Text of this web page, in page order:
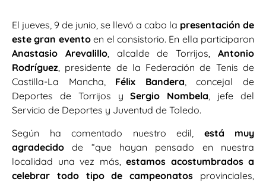
El jueves, 9 de junio, se llevó a cabo la presentación de
este gran eventoen el consistorio. En ella participaron
Anastasio Arevalillo, alcalde de Torrijos,Antonio
Rodríguez, presidente de la Federación de Tenis de
Castilla-La Mancha, Félix Bandera, concejal de
Deportes de Torrijos ySergio Nombela, jefe del
Servicio de Deportes y Juventud de Toledo.
Según ha comentado nuestro edil, está muy
agradecido de “que hayan pensado en nuestra
localidad una vez más, estamos acostumbrados a
celebrar todo tipo de campeonatos provinciales,